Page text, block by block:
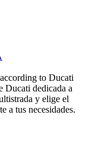
to Ducati
Ducati dedicada a
y elige el
a tus necesidades.